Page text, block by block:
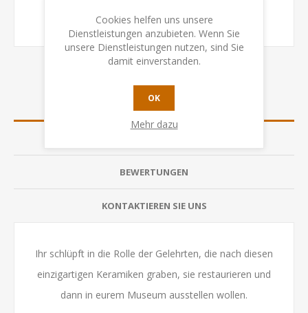
ÜBERSICHT
BEWERTUNGEN
KONTAKTIEREN SIE UNS
Ihr schlüpft in die Rolle der Gelehrten, die nach diesen
einzigartigen Keramiken graben, sie restaurieren und
dann in eurem Museum ausstellen wollen.
Cookies helfen uns unsere
Dienstleistungen anzubieten. Wenn Sie
unsere Dienstleistungen nutzen, sind Sie
damit einverstanden.
OK
Mehr dazu